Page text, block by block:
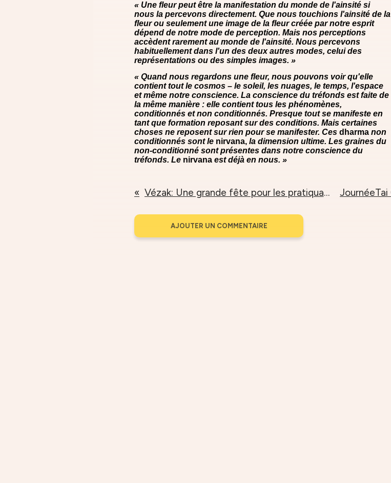
« Une fleur peut être la manifestation du monde de l'ainsité si
nous la percevons directement. Que nous touchions l'ainsité de la
fleur ou seulement une image de la fleur créée par notre esprit
dépend de notre mode de perception. Mais nos perceptions
accèdent rarement au monde de l'ainsité. Nous percevons
habituellement dans l'un des deux autres modes, celui des
représentations ou des simples images. »
« Quand nous regardons une fleur, nous pouvons voir qu'elle
contient tout le cosmos – le soleil, les nuages, le temps, l'espace
et même notre conscience. La conscience du tréfonds est faite de
la même manière : elle contient tous les phénomènes,
conditionnés et non conditionnés. Presque tout se manifeste en
tant que formation reposant sur des conditions. Mais certaines
choses ne reposent sur rien pour se manifester. Ces dharma non
conditionnés sont le nirvana, la dimension ultime. Les graines du
non-conditionné sont présentes dans notre conscience du
tréfonds. Le nirvana est déjà en nous. »
Vézak: Une grande fête pour les pratiquants Bouddhiste
AJOUTER UN COMMENTAIRE